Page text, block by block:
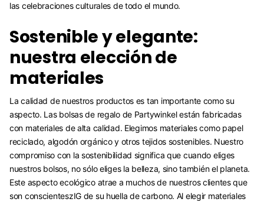
las celebraciones culturales de todo el mundo.
Sostenible y elegante:
nuestra elección de
materiales
La calidad de nuestros productos es tan importante como su
aspecto. Las bolsas de regalo de Partywinkel están fabricadas
con materiales de alta calidad. Elegimos materiales como papel
reciclado, algodón orgánico y otros tejidos sostenibles. Nuestro
compromiso con la sostenibilidad significa que cuando eliges
nuestros bolsos, no sólo eliges la belleza, sino también el planeta.
Este aspecto ecológico atrae a muchos de nuestros clientes que
son conscienteszIG de su huella de carbono. Al elegir materiales